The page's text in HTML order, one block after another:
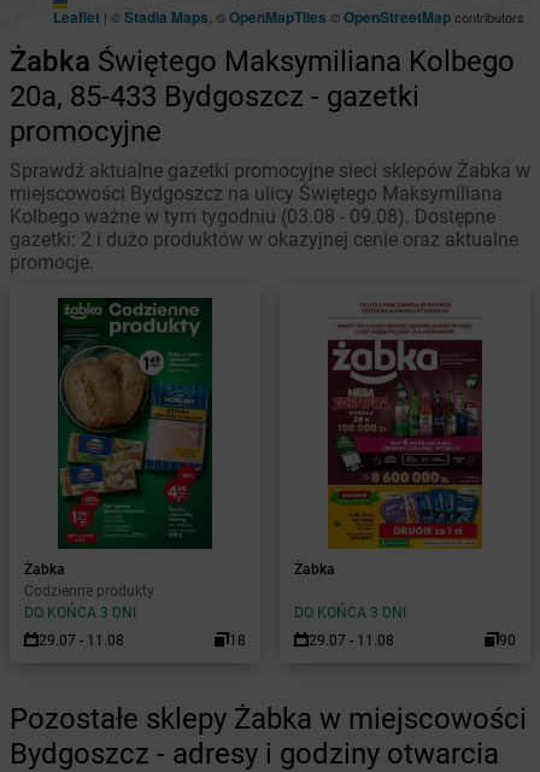
Leaflet | ©Stadia Maps , ©OpenMapTiles ©OpenStreetMapcontributors
Żabka Świętego Maksymiliana Kolbego
20a, 85-433 Bydgoszcz - gazetki
promocyjne
Sprawdź aktualne gazetki promocyjne sieci sklepów Żabka w
miejscowości Bydgoszcz na ulicy Świętego Maksymiliana
Kolbego ważne w tym tygodniu (03.08 - 09.08). Dostępne
gazetki: 2 i dużo produktów w okazyjnej cenie oraz aktualne
promocje.
Żabka
Codzienne produkty
DO KOŃCA 3 DNI
29.07 - 11.08
18
Żabka
DO KOŃCA 3 DNI
29.07 - 11.08
90
Pozostałe sklepy Żabka w miejscowości
Bydgoszcz - adresy i godziny otwarcia